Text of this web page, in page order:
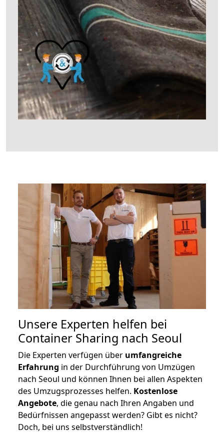
Unsere Experten helfen bei
Container Sharing nach Seoul
Die Experten verfügen über umfangreiche
Erfahrung in der Durchführung von Umzügen
nach Seoul und können Ihnen bei allen Aspekten
des Umzugsprozesses helfen. Kostenlose
Angebote, die genau nach Ihren Angaben und
Bedürfnissen angepasst werden? Gibt es nicht?
Doch, bei uns selbstverständlich!